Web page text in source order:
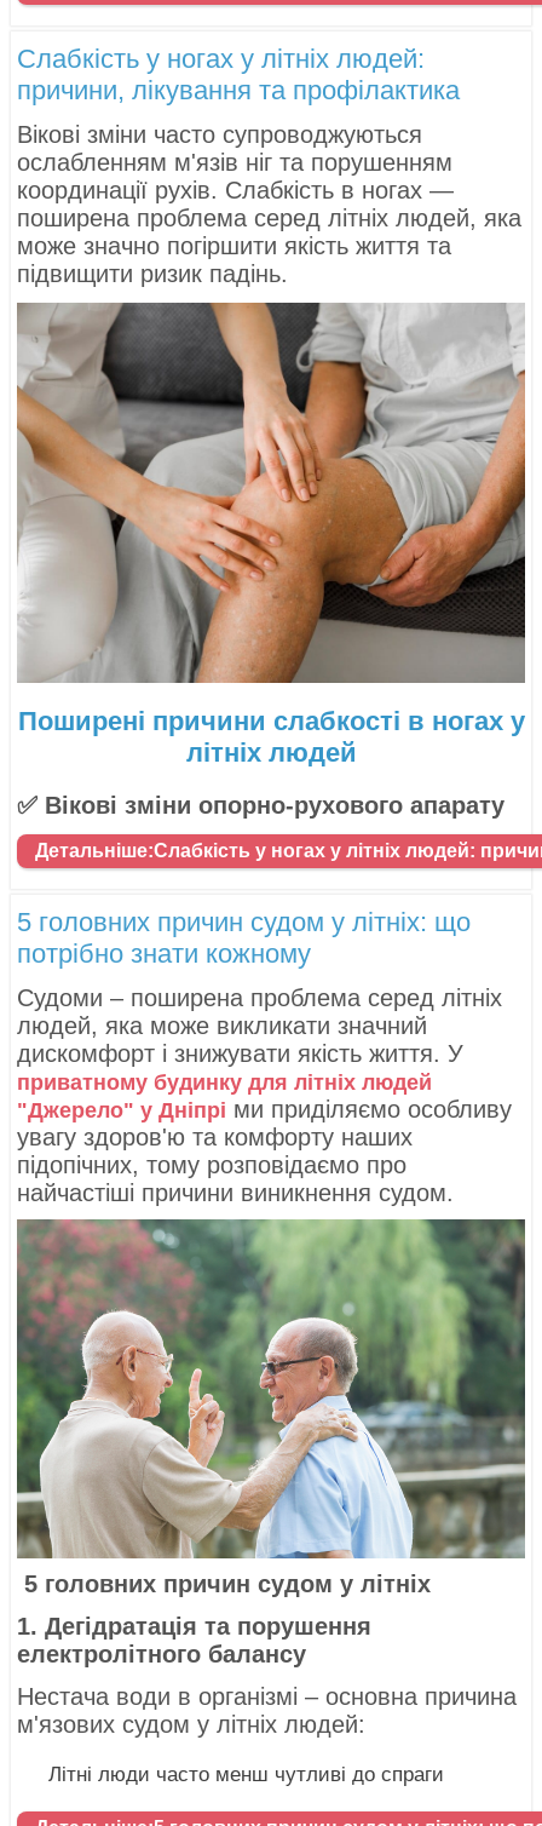
Слабкість у ногах у літніх людей:
причини, лікування та профілактика
Вікові зміни часто супроводжуються
ослабленням м'язів ніг та порушенням
координації рухів. Слабкість в ногах —
поширена проблема серед літніх людей, яка
може значно погіршити якість життя та
підвищити ризик падінь.
Поширені причини слабкості в ногах у
літніх людей
✅ Вікові зміни опорно-рухового апарату
Детальніше:Слабкість у ногах у літніх людей:
5 головних причин судом у літніх: що
потрібно знати кожному
Судоми – поширена проблема серед літніх
людей, яка може викликати значний
дискомфорт і знижувати якість життя. У
приватному будинку для літніх людей
"Джерело" у Дніпрі ми приділяємо особливу
увагу здоров'ю та комфорту наших
підопічних, тому розповідаємо про
найчастіші причини виникнення судом.
5 головних причин судом у літніх
1. Дегідратація та порушення
електролітного балансу
Нестача води в організмі – основна причина
м'язових судом у літніх людей:
Літні люди часто менш чутливі до спраги